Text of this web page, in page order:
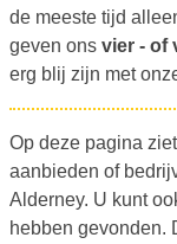
de meeste tijd
geven ons vier - of
erg blij zijn met
Op deze pagina
aanbieden of
Alderney. U kunt
hebben gevonden.